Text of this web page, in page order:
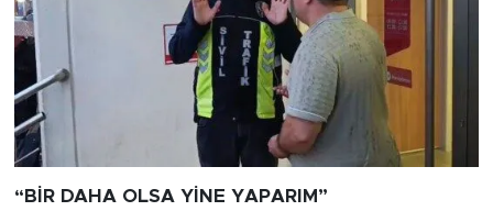
“BİR DAHA OLSA YİNE YAPARIM”